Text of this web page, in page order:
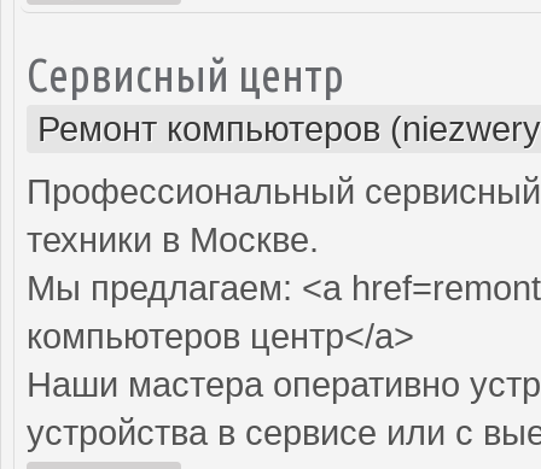
Сервисный центр
Ремонт компьютеров
Профессиональный
техники в Москве.
Мы предлагаем: <a
компьютеров центр</a>
Наши мастера оперативно
устройства в сервисе или с